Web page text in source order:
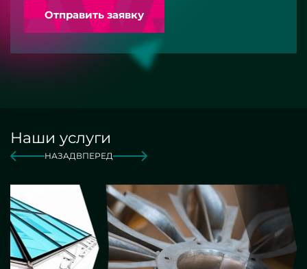
Отправить заявку
Наши услуги
НАЗАДВПЕРЕД